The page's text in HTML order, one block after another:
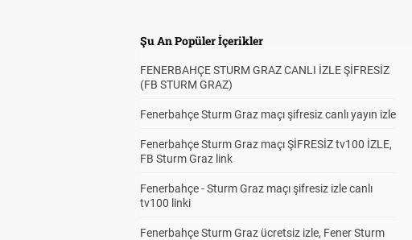
Şu An Popüler İçerikler
FENERBAHÇE STURM GRAZ CANLI İZLE ŞİFRESİZ
(FB STURM GRAZ)
Fenerbahçe Sturm Graz maçı şifresiz canlı yayın izle
Fenerbahçe Sturm Graz maçı ŞİFRESİZ tv100 İZLE,
FB Sturm Graz link
Fenerbahçe - Sturm Graz maçı şifresiz izle canlı
tv100 linki
Fenerbahçe Sturm Graz ücretsiz izle, Fener Sturm